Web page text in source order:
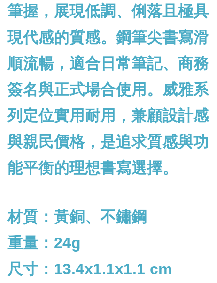
筆握， 展現低調、俐落且極具
現代感的質感。鋼筆尖書寫滑
順流暢，適合日常筆記、商務
簽名與正式場合使用。威雅系
列定位實用耐用，兼顧設計感
與親民價格，是追求質感與功
能平衡的理想書寫選擇。
材質：黃銅、不鏽鋼
重量：24g
尺寸：13.4x1.1x1.1 cm